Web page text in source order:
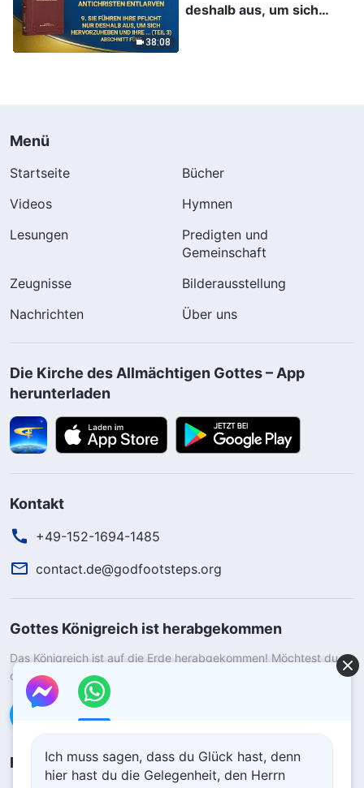
38:08
deshalb aus, um sich
Interessen sogar und
persönlichen Ruhm ein
Menü
Startseite
Bücher
Videos
Hymnen
Lesungen
Predigten und
Gemeinschaft
Zeugnisse
Bilderausstellung
Nachrichten
Über uns
Die Kirche des Allmächtigen Gottes – App
herunterladen
Kontakt
+49-152-1694-1485
contact.de@godfootsteps.org
Gottes Königreich ist herabgekommen
Das Königreich ist auf die Erde herabgekommen! Möchtest du
das Königreich Gottes betreten?
Kontaktiere uns über WhatsApp
Folge unsIch muss sagen, dass du Glück hast, denn
hier hast du die Gelegenheit, den Herrn